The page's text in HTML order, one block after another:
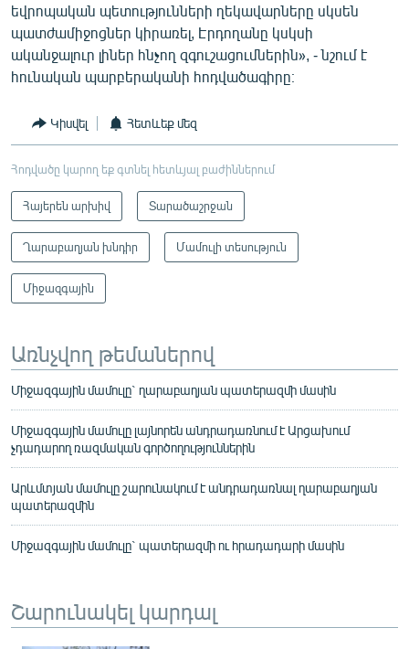
եվրոպական պետությունների ղեկավարները սկսեն
պատժամիջոցներ կիրառել, Էրդողանը կսկսի
ականջալուր լիներ հնչող զգուշացումներին», - նշում է
հունական պարբերականի հոդվածագիրը։
Կիսվել Հետևեք մեզ
Հոդվածը կարող եք գտնել հետևյալ բաժիններում
Հայերեն արխիվ Տարածաշրջան
Ղարաբաղյան խնդիր Մամուլի տեսություն
Միջազգային
Առնչվող թեմաներով
Միջազգային մամուլը` ղարաբաղյան պատերազմի մասին
Միջազգային մամուլը լայնորեն անդրադառնում է Արցախում
չդադարող ռազմական գործողություններին
Արևմտյան մամուլը շարունակում է անդրադառնալ ղարաբաղյան
պատերազմին
Միջազգային մամուլը` պատերազմի ու հրադադարի մասին
Շարունակել կարդալ